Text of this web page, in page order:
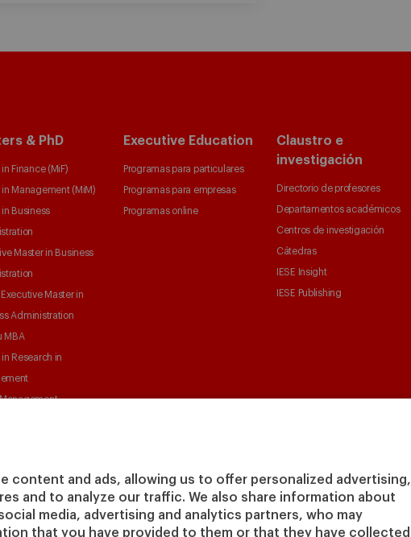
content and ads, allowing us to offer personalized advertising,
and to analyze our traffic. We also share information about
media, advertising and analytics partners, who may
that you have provided to them or that they have collected
& PhD
in Finance (MiF)
in Management (MiM)
in Business
Master in Business
Master in
Administration
MBA
in Research in
Executive Education
Programas para particulares
Programas para empresas
Programas online
Claustro e
investigación
Directorio de profesores
Departamentos académicos
Centros de investigación
Cátedras
IESE Insight
IESE Publishing